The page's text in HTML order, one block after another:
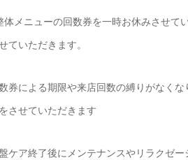
体メニューの回数券を一時お休みさせて
ていただきます。
券による期限や来店回数の縛りがなく
させていただきます
ケア終了後にメンテナンスやリラクゼ